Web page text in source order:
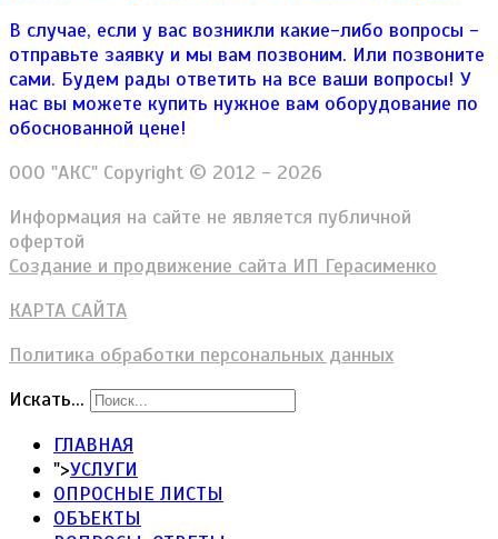
В случае, если у вас возникли какие-либо вопросы -
отправьте заявку и мы вам позвоним. Или позвоните
сами. Будем рады ответить на все ваши вопросы! У
нас вы можете купить нужное вам оборудование по
обоснованной цене!
ООО "АКС" Copyright © 2012 - 2026
Информация на сайте не является публичной
офертой
Создание и продвижение сайта ИП Герасименко
КАРТА САЙТА
Политика обработки персональных данных
Искать...
ГЛАВНАЯ
">УСЛУГИ
ОПРОСНЫЕ ЛИСТЫ
ОБЪЕКТЫ